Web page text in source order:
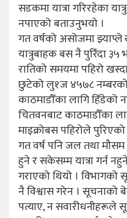
सडकमा यात्रा गरिरहेका
नपाएको बताउनुभयो ।
गत वर्षको असोजमा
यात्रुबाहक बस नै पुरिँदा ३५
रातिको समयमा पहिरो
छुटेको लु१ज ४५७८ नम्बरको
काठमाडौँका लागि
चितवनबाट काठमाडौँका
माइक्रोबस पहिरोले पुरिएको
गत वर्ष पनि जल तथा मौसम
हुने र सकेसम्म यात्रा गर्न
गराएको थियो ।
नै विश्वास गरेन । सूचनाको
पत्याए, न सवारीधनीहरूले